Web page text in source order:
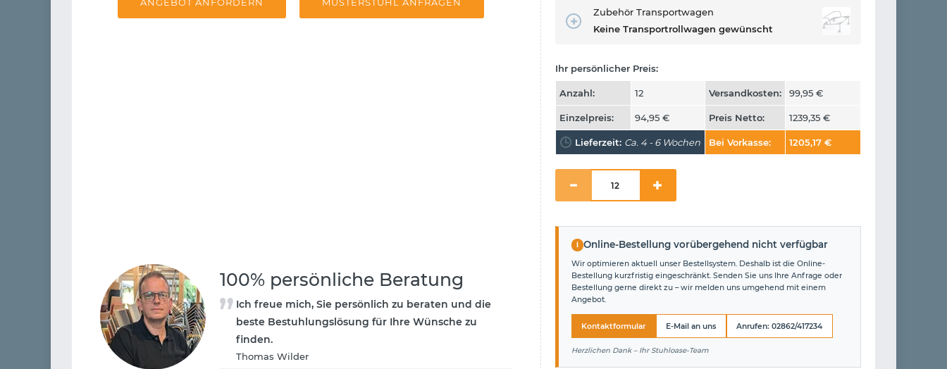
ANGEBOT ANFORDERN MUSTERSTUHL ANFRAGEN
100% persönliche Beratung
Ich freue mich, Sie persönlich zu beraten und die
beste Bestuhlungslösung für Ihre Wünsche zu
finden.
Thomas Wilder
Zubehör Transportwagen
Keine Transportrollwagen gewünscht
Ihr persönlicher Preis:
Anzahl: 12 Versandkosten: 99,95 €
Einzelpreis: 94,95 € Preis Netto: 1239,35 €
Lieferzeit: Ca. 4 - 6 Wochen Bei Vorkasse: 1205,17 €
i Online-Bestellung vorübergehend nicht verfügbar
Wir optimieren aktuell unser Bestellsystem. Deshalb ist die Online-
Bestellung kurzfristig eingeschränkt. Senden Sie uns Ihre Anfrage oder
Bestellung gerne direkt zu – wir melden uns umgehend mit einem
Angebot.
Kontaktformular E-Mail an uns Anrufen: 02862/417234
Herzlichen Dank – Ihr Stuhloase-Team